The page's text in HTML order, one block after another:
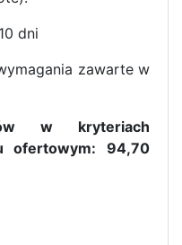
dni
zawarte w
w kryteriach
ofertowym: 94,70